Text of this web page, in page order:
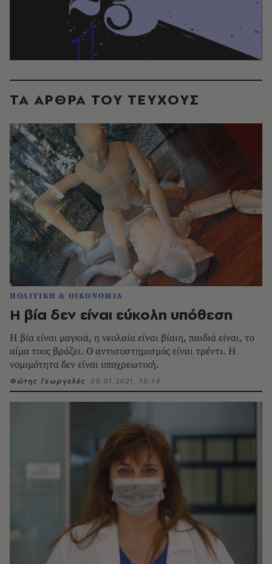
ΤΑ ΑΡΘΡΑ ΤΟΥ ΤΕΥΧΟΥΣ
ΠΟΛΙΤΙΚΗ & ΟΙΚΟΝΟΜΙΑ
Η βία δεν είναι εύκολη υπόθεση
Η βία είναι μαγκιά, η νεολαία είναι βίαιη, παιδιά είναι, το
αίμα τους βράζει. Ο αντισυστημισμός είναι τρέντι. Η
νομιμότητα δεν είναι υποχρεωτική.
Φώτης Γεωργελές 20.01.2021, 15:14